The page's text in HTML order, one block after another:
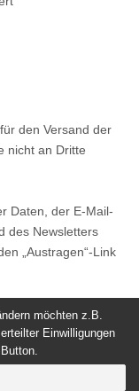
den Versand der
nicht an Dritte
Daten, der E-Mail-
des Newsletters
„Austragen“-Link
möchten z.B.
Einwilligungen